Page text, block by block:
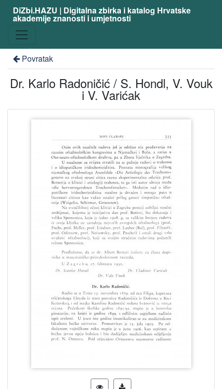
DiZbi.HAZU | Digitalna zbirka i katalog Hrvatske
akademije znanosti i umjetnosti
Povratak
Dr. Karlo Radoničić / S. Hondl, V. Vouk
i V. Varićak